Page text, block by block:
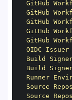
GitHub
GitHub
GitHub
GitHub
GitHub
OIDC
Build
Build
Runner
Source
Source